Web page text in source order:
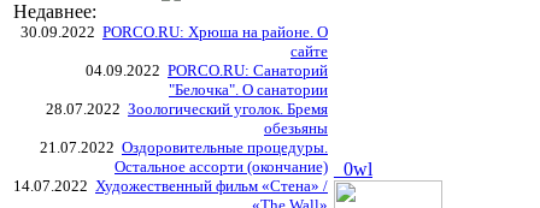
Недавнее:
30.09.2022 PORCO.RU: Хрюша на районе. О
сайте
04.09.2022 PORCO.RU: Санаторий
"Белочка". О санатории
28.07.2022 Зоологический уголок. Бремя
обезьяны
21.07.2022 Оздоровительные процедуры.
Остальное ассорти (окончание)
14.07.2022 Художественный фильм «Стена» /
_0wl